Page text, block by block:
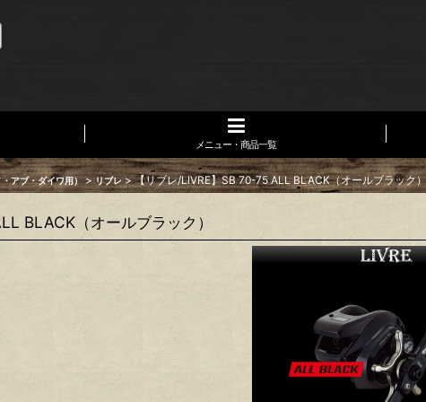
メニュー・商品一覧
アブ・ダイワ用） > リブレ > 【リブレ/LIVRE】SB 70-75 ALL BLACK（オールブラック）
BLACK（オールブラック）